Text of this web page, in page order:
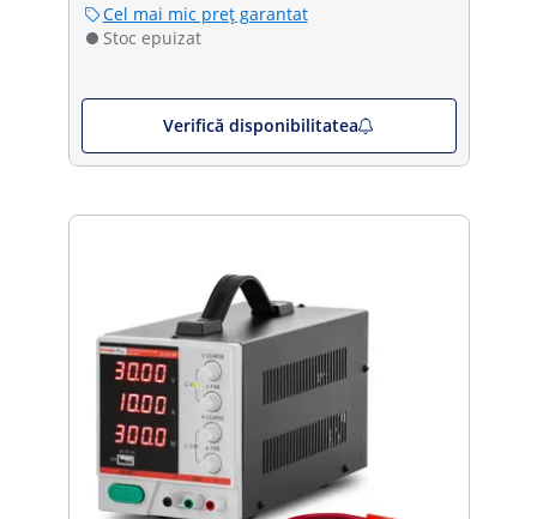
Cel mai mic preț garantat
Stoc epuizat
Verifică disponibilitatea